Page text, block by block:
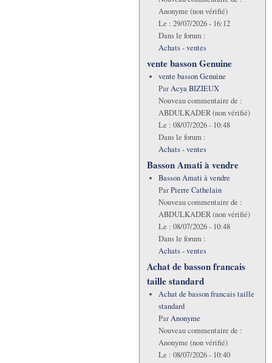
Anonyme (non vérifié)
Le : 29/07/2026 - 16:12
Dans le forum :
Achats - ventes
vente basson Genuine
vente basson Genuine
ParAcya BIZIEUX
Nouveau commentaire de :
ABDULKADER (non vérifié)
Le : 08/07/2026 - 10:48
Dans le forum :
Achats - ventes
Basson Amati à vendre
Basson Amati à vendre
ParPierre Cathelain
Nouveau commentaire de :
ABDULKADER (non vérifié)
Le : 08/07/2026 - 10:48
Dans le forum :
Achats - ventes
Achat de basson francais
taille standard
Achat de basson francais taille
standard
ParAnonyme
Nouveau commentaire de :
Anonyme (non vérifié)
Le : 08/07/2026 - 10:40